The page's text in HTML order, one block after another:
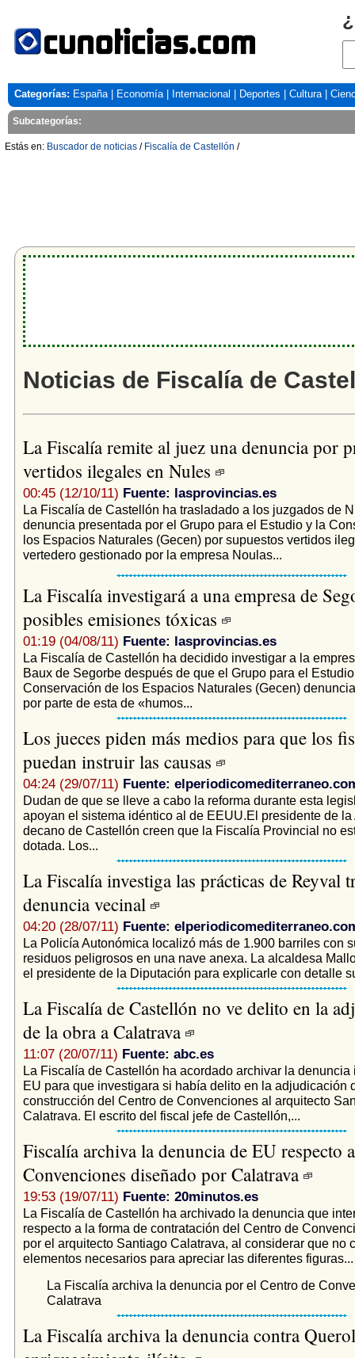
Categorías: España| Economía| Internacional Deportes Cultura|
Subcategorías:
Estás en: Buscador de noticias / Fiscalía de Castellón /
Noticias de Fiscalía de
La Fiscalía remite al juez una denuncia por
vertidos ilegales en Nules
00:45 (12/10/11) Fuente: lasprovincias.es
La Fiscalía de Castellón ha trasladado a los juzgados de
denuncia presentada por el Grupo para el Estudio y la
los Espacios Naturales (Gecen) por supuestos vertidos
vertedero gestionado por la empresa Noulas...
La Fiscalía investigará a una empresa de
posibles emisiones tóxicas
01:19 (04/08/11) Fuente: lasprovincias.es
La Fiscalía de Castellón ha decidido investigar a la
Baux de Segorbe después de que el Grupo para el
Conservación de los Espacios Naturales (Gecen)
por parte de esta de «humos...
Los jueces piden más medios para que los
puedan instruir las causas
04:24 (29/07/11) Fuente:
Dudan de que se lleve a cabo la reforma durante esta
apoyan el sistema idéntico al de EEUU.El presidente de
decano de Castellón creen que la Fiscalía Provincial no
dotada. Los...
La Fiscalía investiga las prácticas de Reyval
denuncia vecinal
04:20 (28/07/11) Fuente:
La Policía Autonómica localizó más de 1.900 barriles con
residuos peligrosos en una nave anexa. La alcaldesa
el presidente de la Diputación para explicarle con detalle
La Fiscalía de Castellón no ve delito en la
de la obra a Calatrava
11:07 (20/07/11) Fuente: abc.es
La Fiscalía de Castellón ha acordado archivar la denuncia
EU para que investigara si había delito en la adjudicación
construcción del Centro de Convenciones al arquitecto
Calatrava. El escrito del fiscal jefe de Castellón,...
Fiscalía archiva la denuncia de EU respecto
Convenciones diseñado por Calatrava
19:53 (19/07/11) Fuente: 20minutos.es
La Fiscalía de Castellón ha archivado la denuncia que
respecto a la forma de contratación del Centro de
por el arquitecto Santiago Calatrava, al considerar que no
elementos necesarios para apreciar las diferentes figuras...
La Fiscalía archiva la denuncia por el Centro de
Calatrava
La Fiscalía archiva la denuncia contra